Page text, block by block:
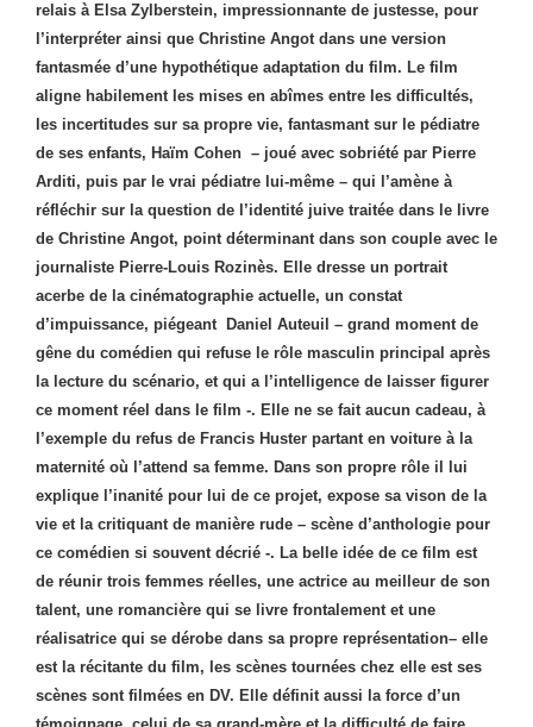
relais à Elsa Zylberstein, impressionnante de justesse, pour
l’interpréter ainsi que Christine Angot dans une version
fantasmée d’une hypothétique adaptation du film. Le film
aligne habilement les mises en abîmes entre les difficultés,
les incertitudes sur sa propre vie, fantasmant sur le pédiatre
de ses enfants, Haïm Cohen – joué avec sobriété par Pierre
Arditi, puis par le vrai pédiatre lui-même – qui l’amène à
réfléchir sur la question de l’identité juive traitée dans le livre
de Christine Angot, point déterminant dans son couple avec le
journaliste Pierre-Louis Rozinès. Elle dresse un portrait
acerbe de la cinématographie actuelle, un constat
d’impuissance, piégeant Daniel Auteuil – grand moment de
gêne du comédien qui refuse le rôle masculin principal après
la lecture du scénario, et qui a l’intelligence de laisser figurer
ce moment réel dans le film -. Elle ne se fait aucun cadeau, à
l’exemple du refus de Francis Huster partant en voiture à la
maternité où l’attend sa femme. Dans son propre rôle il lui
explique l’inanité pour lui de ce projet, expose sa vison de la
vie et la critiquant de manière rude – scène d’anthologie pour
ce comédien si souvent décrié -. La belle idée de ce film est
de réunir trois femmes réelles, une actrice au meilleur de son
talent, une romancière qui se livre frontalement et une
réalisatrice qui se dérobe dans sa propre représentation– elle
est la récitante du film, les scènes tournées chez elle est ses
scènes sont filmées en DV. Elle définit aussi la force d’un